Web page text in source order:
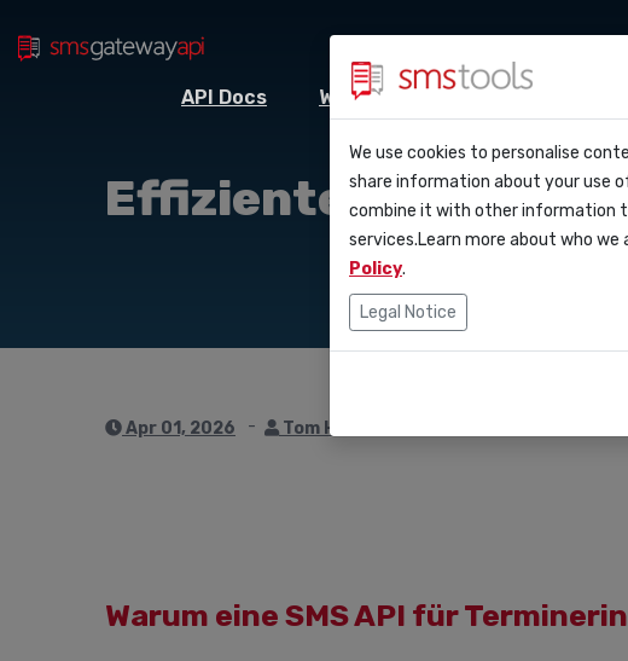
API Docs Webhooks
API Docs
Zapier
Blog
Service level agreement
(sla)
Angebot anfordern
Effiziente
Apr 01, 2026 Tom Hendrix
Warum eine SMS API für
We use cookies to personalise
share information about your use
combine it with other information
services.Learn more about who
Policy.
Legal Notice